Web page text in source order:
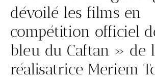
dévoilé les films en
compétition officiel
bleu du Caftan » de
réalisatrice Meriem